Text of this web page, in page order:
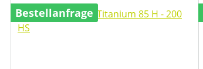
Bestellanfrage